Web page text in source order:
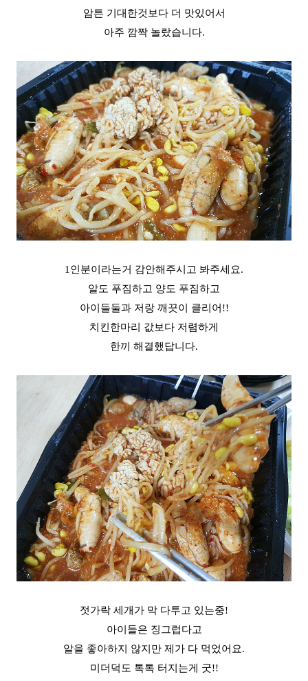
암튼 기대한것보다 더 맛있어서
아주 깜짝 놀랐습니다.
1인분이라는거 감안해주시고 봐주세요.
알도 푸짐하고 양도 푸짐하고
아이들둘과 저랑 깨끗이 클리어!!
치킨한마리 값보다 저렴하게
한끼 해결했답니다.
젓가락 세개가 막 다투고 있는중!
아이들은 징그럽다고
알을 좋아하지 않지만 제가 다 먹었어요.
미더덕도 톡톡 터지는게 굿!!